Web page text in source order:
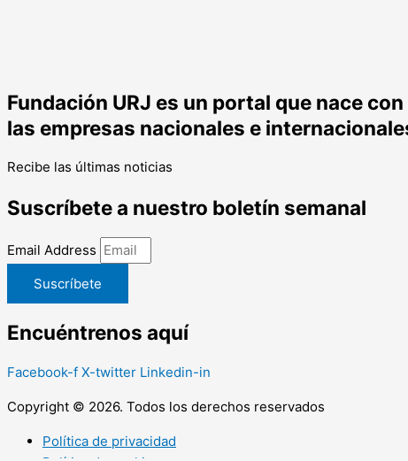
Fundación URJ es un portal que nace
las empresas nacionales e
Recibe las últimas noticias
Suscríbete a nuestro boletín semanal
Email Address
Suscríbete
Encuéntrenos aquí
Facebook-f X-twitter Linkedin-in
Copyright © 2026. Todos los derechos reservados
Política de privacidad